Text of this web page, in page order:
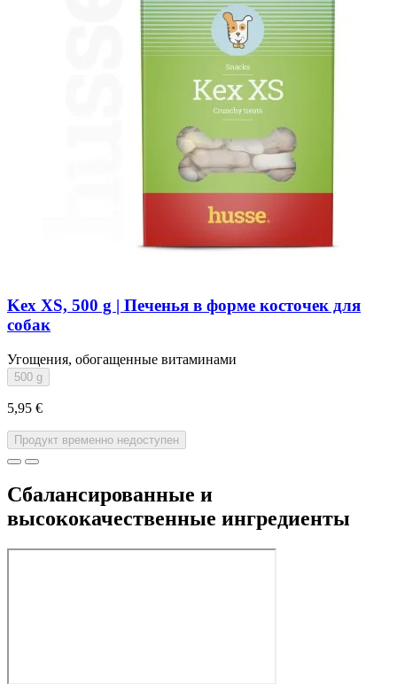
Kex XS, 500 g | Печенья в форме косточек для
собак
Угощения, обогащенные витаминами
500 g
5,95 €
Продукт временно недоступен
Сбалансированные и
высококачественные ингредиенты